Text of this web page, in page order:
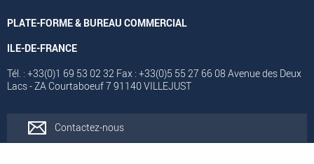
PLATE-FORME & BUREAU COMMERCIAL
ILE-DE-FRANCE
Tél. : +33(0)1 69 53 02 32 Fax : +33(0)5 55 27 66 08 Avenue des Deux
Lacs - ZA Courtaboeuf 7 91140 VILLEJUST
Contactez-nous